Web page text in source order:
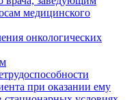
медицинского
онкологических
при оказании ему